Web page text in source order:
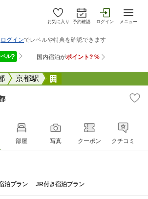
お気に入り 予約確認 ログイン メニュー
京都駅
部屋 写真 クーポン クチコミ
泊プラン JR付き宿泊プラン